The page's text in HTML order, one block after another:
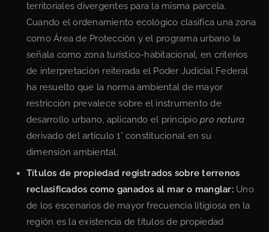
territoriales divergentes para la misma parcela.
Cuando el ordenamiento ecológico clasifica una zona
como Área de Protección y el programa urbano la
señala como zona turístico-habitacional, en criterios
de interpretación reiterada el Poder Judicial Federal
ha resuelto que la norma ambiental de mayor
restricción prevalece sobre el instrumento de
desarrollo urbano, aplicando el principiopro natura
derivado del artículo 1° constitucional en su
dimensión ambiental.
Títulos de propiedad registrados sobre terrenos
reclasificados como ganados al mar o manglar:Uno
de los escenarios de mayor frecuencia litigiosa en la
región es la existencia de títulos de propiedad